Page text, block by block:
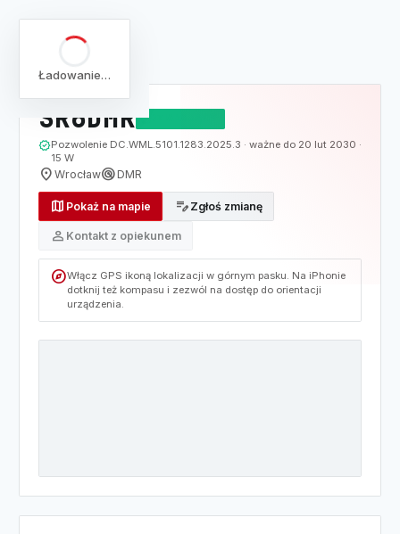
Ładowanie…
SR6DMR DZIAŁAJĄCY
verifiedPozwolenie DC.WML.5101.1283.2025.3 · ważne do 20 lut 2030 ·
15 W
location_on Wrocławradar DMR
map Pokaż na mapie edit_note Zgłoś zmianę
person Kontakt z opiekunem
exploreWłącz GPS ikoną lokalizacji w górnym pasku. Na iPhonie
dotknij też kompasu i zezwól na dostęp do orientacji
urządzenia.